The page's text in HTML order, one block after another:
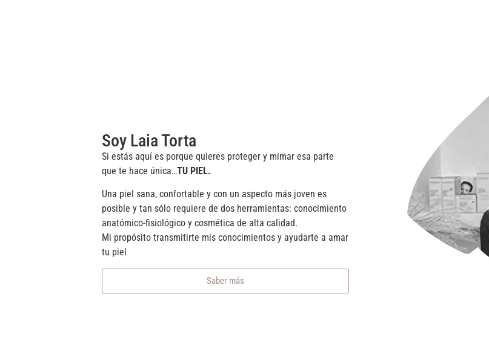
Soy Laia Torta
Si estás aquí es porque quieres proteger y mimar esa parte
que te hace única…TU PIEL.
Una piel sana, confortable y con un aspecto más joven es
posible y tan sólo requiere de dos herramientas: conocimiento
anatómico-fisiológico y cosmética de alta calidad.
Mi propósito transmitirte mis conocimientos y ayudarte a amar
tu piel
Saber más